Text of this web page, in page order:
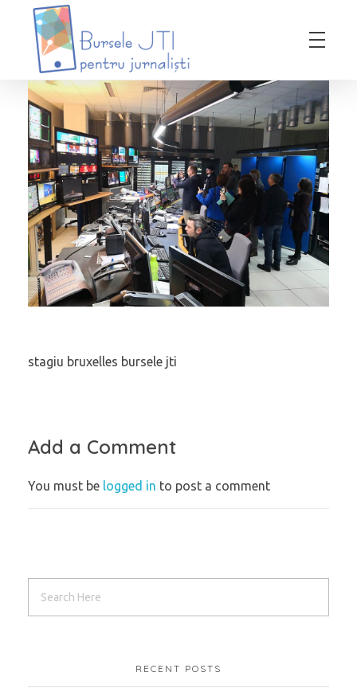
Bursele JTI pentru Jurnalisti
ediția 2018-2019
stagiu bruxelles bursele jti
Add a Comment
You must be logged in to post a comment
RECENT POSTS